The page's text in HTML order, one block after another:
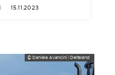
15.11.2023
© Daniela Avancini | Deltaland